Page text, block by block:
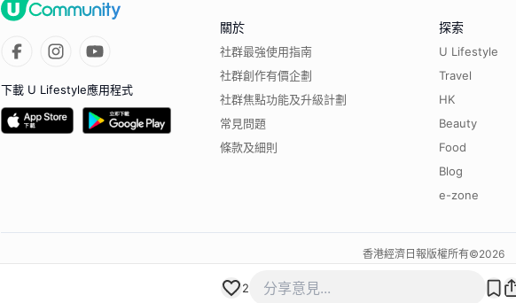
2
下載 U Lifestyle應用程式
關於
社群最強使用指南
社群創作有價企劃
社群焦點功能及升級計劃
常見問題
條款及細則
探索
U Lifestyle
Travel
HK
Beauty
Food
Blog
e-zone
香港經濟日報版權所有©2026